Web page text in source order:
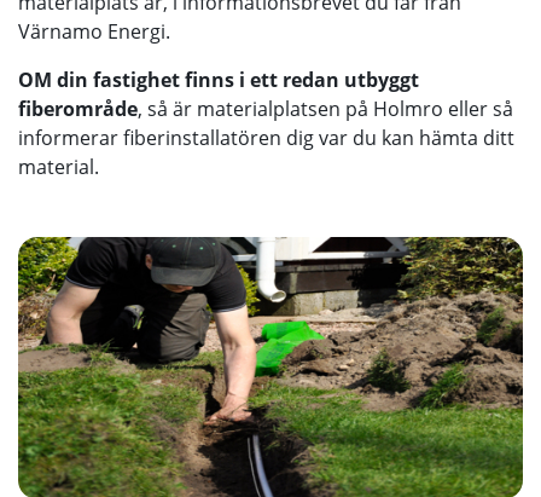
Värnamo Energi.
OM din fastighet finns i ett redan utbyggt
fiberområde, så är materialplatsen på Holmro eller så
informerar fiberinstallatören dig var du kan hämta ditt
material.